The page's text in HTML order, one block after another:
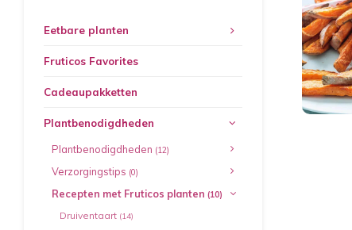
Eetbare planten
Fruticos Favorites
Cadeaupakketten
Plantbenodigdheden
Plantbenodigdheden (12)
Verzorgingstips (0)
Recepten met Fruticos planten (10)
Druiventaart (14)